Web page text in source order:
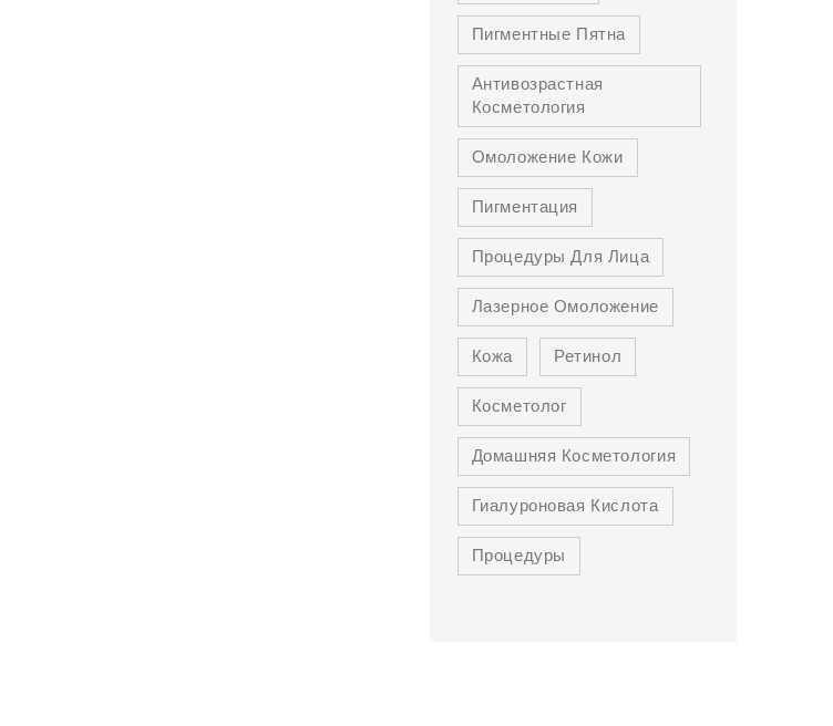
Пигментные Пятна
Антивозрастная
Косметология
Омоложение Кожи
Пигментация
Процедуры Для Лица
Лазерное Омоложение
Кожа
Ретинол
Косметолог
Домашняя Косметология
Гиалуроновая Кислота
Процедуры